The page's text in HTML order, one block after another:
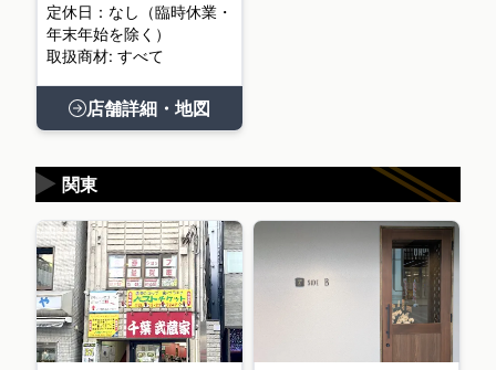
定休日：なし（臨時休業・
年末年始を除く）
取扱商材: すべて
店舗詳細・地図
関東
▶